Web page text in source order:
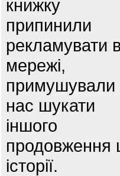
книжку
припинили
рекламувати
мережі,
примушували
нас шукати
іншого
продовження
історії.